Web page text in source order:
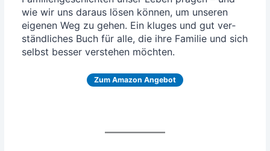
wie wir uns dar­aus lösen kön­nen, um unse­ren
eige­nen Weg zu gehen. Ein klu­ges und gut ver­
ständ­li­ches Buch für alle, die ihre Fami­lie und sich
selbst bes­ser ver­ste­hen möchten.
Zum Ama­zon Angebot